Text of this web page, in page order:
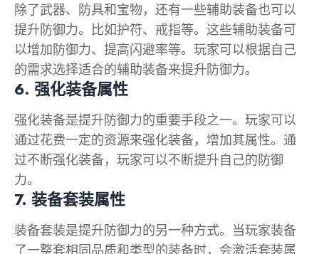
除了武器、防具和宝物，还有一些辅助装备也可以
提升防御力。比如护符、戒指等。这些辅助装备可
以增加防御力、提高闪避率等。玩家可以根据自己
的需求选择适合的辅助装备来提升防御力。
6. 强化装备属性
强化装备是提升防御力的重要手段之一。玩家可以
通过花费一定的资源来强化装备，增加其属性。通
过不断强化装备，玩家可以不断提升自己的防御
力。
7. 装备套装属性
装备套装是提升防御力的另一种方式。当玩家装备